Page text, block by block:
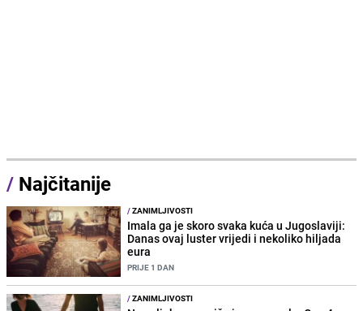
/ Najčitanije
/ZANIMLJIVOSTI
Imala ga je skoro svaka kuća u Jugoslaviji:
Danas ovaj luster vrijedi i nekoliko hiljada
eura
PRIJE 1 DAN
/ZANIMLJIVOSTI